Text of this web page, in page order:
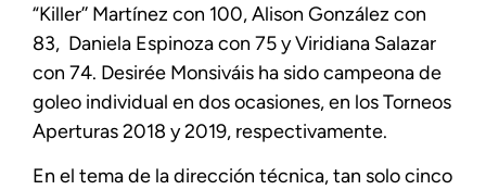
“Killer’’ Martínez con 100, Alison González con
83, Daniela Espinoza con 75 y Viridiana Salazar
con 74. Desirée Monsiváis ha sido campeona de
goleo individual en dos ocasiones, en los Torneos
Aperturas 2018 y 2019, respectivamente.
En el tema de la dirección técnica, tan solo cinco